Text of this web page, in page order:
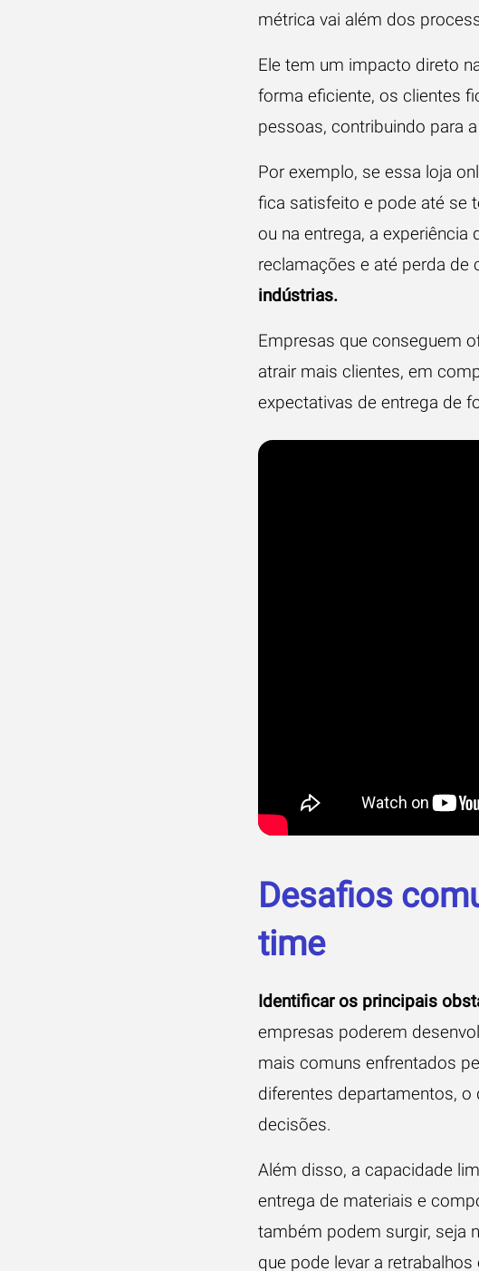
métrica vai além dos
Ele tem um impacto direto
forma eficiente, os clientes
pessoas, contribuindo para
Por exemplo, se essa loja
fica satisfeito e pode até se
ou na entrega, a
reclamações e até perda de
indústrias.
Empresas que conseguem
atrair mais clientes, em
expectativas de entrega de
Desafios
time
Identificar os principais
empresas poderem
mais comuns enfrentados
diferentes departamentos,
decisões.
Além disso, a capacidade
entrega de materiais e
também podem surgir, seja
que pode levar a